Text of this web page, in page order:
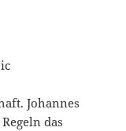
Johannes
das